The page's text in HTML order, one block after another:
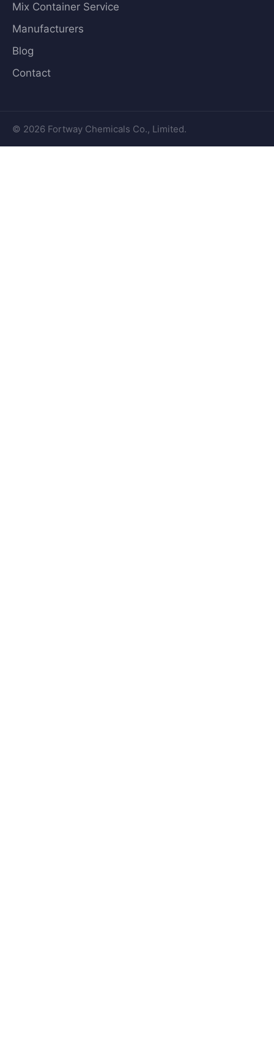
Mix Container Service
Manufacturers
Blog
Contact
© 2026 Fortway Chemicals Co., Limited.